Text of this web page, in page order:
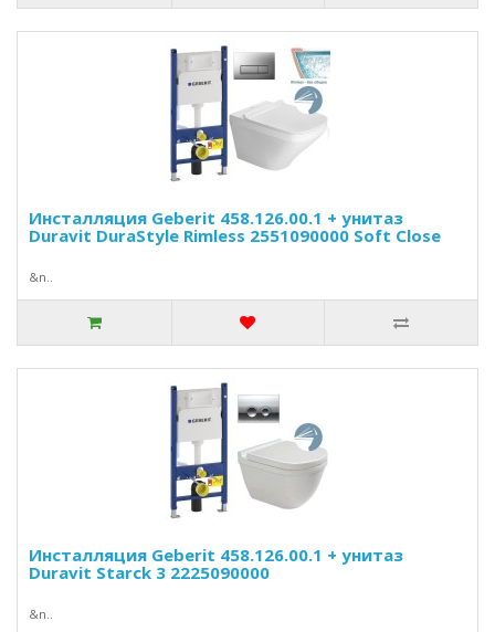
Инсталляция Geberit 458.126.00.1 + унитаз
Duravit DuraStyle Rimless 2551090000 Soft Close
&n..
Инсталляция Geberit 458.126.00.1 + унитаз
Duravit Starck 3 2225090000
&n..